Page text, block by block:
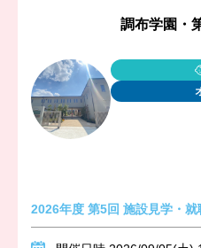
調布学園・
2026年度 第5回 施設見学・就